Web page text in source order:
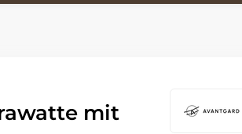
mit